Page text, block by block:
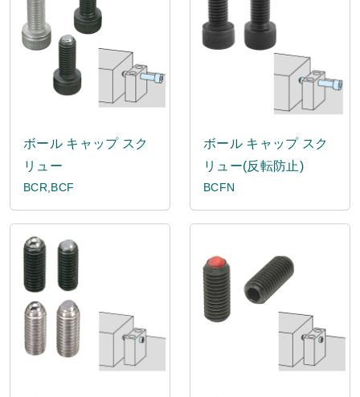
ボール キャップ スク
リュー
BCR,BCF
ボール キャップ スク
リュー(反転防止)
BCFN